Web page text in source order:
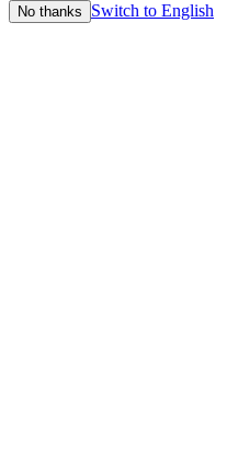
No thanks Switch to English